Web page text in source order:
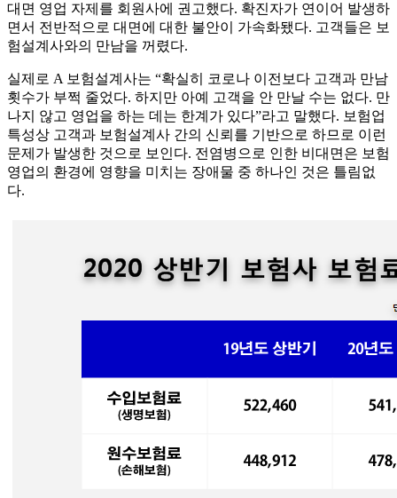
대면 영업 자제를 회원사에 권고했다. 확진자가 연이어 발생하
면서 전반적으로 대면에 대한 불안이 가속화됐다. 고객들은 보
험설계사와의 만남을 꺼렸다.
실제로 A 보험설계사는 “확실히 코로나 이전보다 고객과 만남
횟수가 부쩍 줄었다. 하지만 아예 고객을 안 만날 수는 없다. 만
나지 않고 영업을 하는 데는 한계가 있다”라고 말했다. 보험업
특성상 고객과 보험설계사 간의 신뢰를 기반으로 하므로 이런
문제가 발생한 것으로 보인다. 전염병으로 인한 비대면은 보험
영업의 환경에 영향을 미치는 장애물 중 하나인 것은 틀림없
다.